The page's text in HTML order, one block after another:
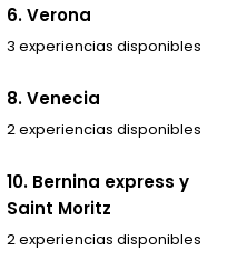
6. Verona
3 experiencias disponibles
8. Venecia
2 experiencias disponibles
10. Bernina express y
Saint Moritz
2 experiencias disponibles